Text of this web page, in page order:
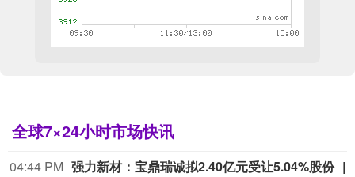
全球7×24小时市场快讯
04:44 PM 强力新材：宝鼎瑞诚拟2.40亿元受让5.04%股份